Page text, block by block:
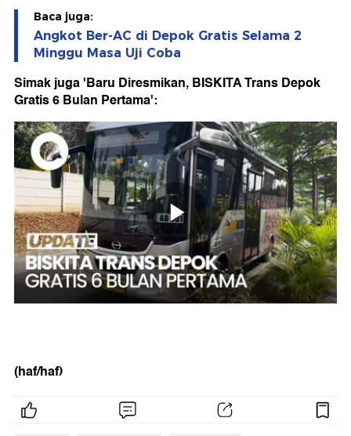
Baca juga:
Angkot Ber-AC di Depok Gratis Selama 2
Minggu Masa Uji Coba
Simak juga 'Baru Diresmikan, BISKITA Trans Depok
Gratis 6 Bulan Pertama':
(haf/haf)